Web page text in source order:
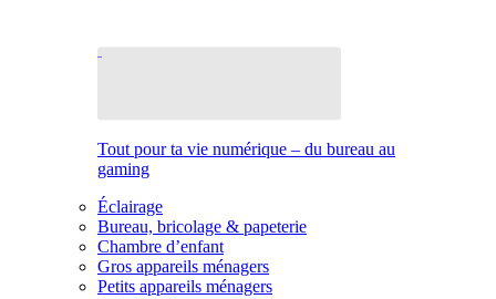
Tout pour ta vie numérique – du bureau au
gaming
Éclairage
Bureau, bricolage & papeterie
Chambre d’enfant
Gros appareils ménagers
Petits appareils ménagers